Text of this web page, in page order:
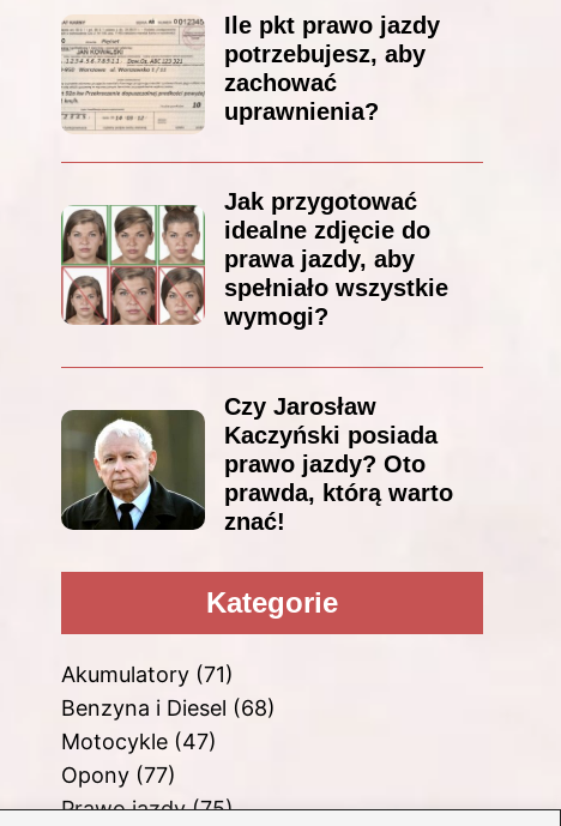
Ile pkt prawo jazdy
potrzebujesz, aby
zachować
uprawnienia?
Jak przygotować
idealne zdjęcie do
prawa jazdy, aby
spełniało wszystkie
wymogi?
Czy Jarosław
Kaczyński posiada
prawo jazdy? Oto
prawda, którą warto
znać!
Kategorie
Akumulatory(71)
Benzyna i Diesel (68)
Motocykle(47)
Opony(77)
Prawo jazdy(75)